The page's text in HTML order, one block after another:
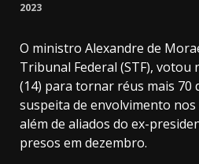
2023
O ministro Alexandre de
Tribunal Federal (STF), votou
(14) para tornar réus mais 70
suspeita de envolvimento
além de aliados do ex-
presos em dezembro.